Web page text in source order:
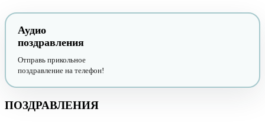
Аудио
поздравления
Отправь прикольное
поздравление на телефон!
ПОЗДРАВЛЕНИЯ